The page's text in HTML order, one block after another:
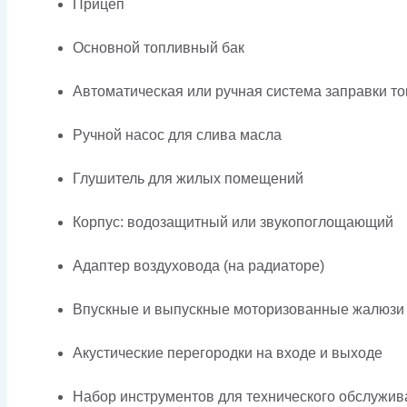
Прицеп
Основной топливный бак
Автоматическая или ручная система заправки
Ручной насос для слива масла
Глушитель для жилых помещений
Корпус: водозащитный или звукопоглощающий
Адаптер воздуховода (на радиаторе)
Впускные и выпускные моторизованные жалюзи
Акустические перегородки на входе и выходе
Набор инструментов для технического